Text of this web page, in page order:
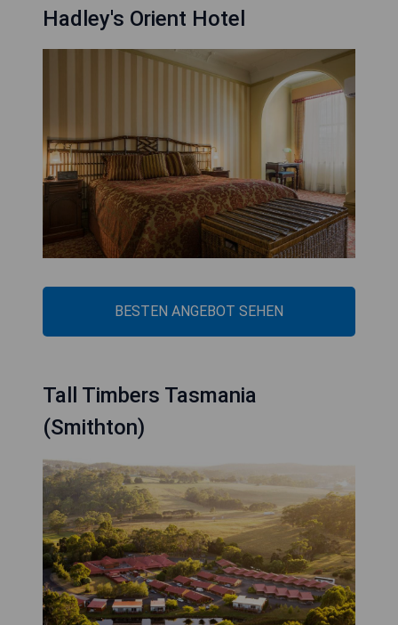
Hadley's Orient Hotel
BESTEN ANGEBOT SEHEN
Tall Timbers Tasmania
(Smithton)